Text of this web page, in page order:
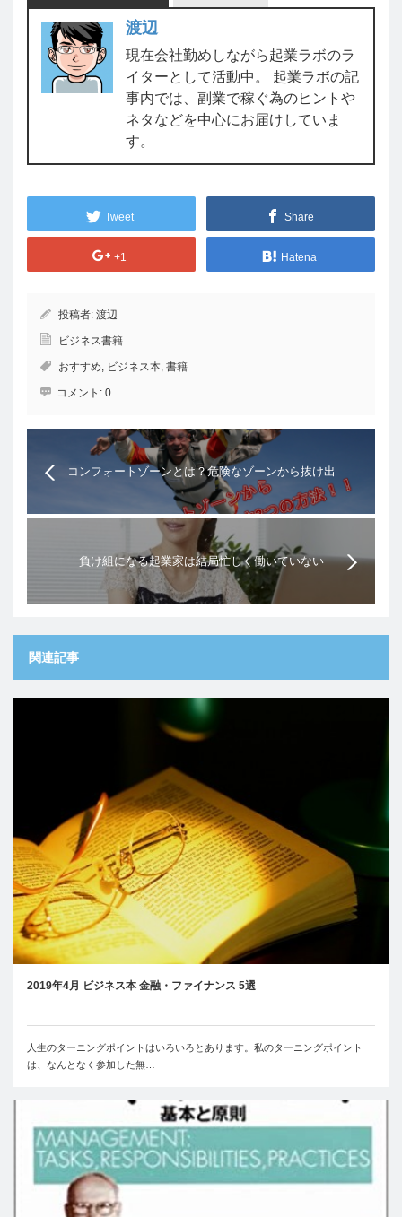
渡辺
現在会社勤めしながら起業ラボのラ
イターとして活動中。 起業ラボの記
事内では、副業で稼ぐ為のヒントや
ネタなどを中心にお届けしていま
す。
Tweet Share
+1 Hatena
投稿者: 渡辺
ビジネス書籍
おすすめ, ビジネス本, 書籍
コメント: 0
コンフォートゾーンとは？危険なゾーンから抜け出
すための3つの方法！
負け組になる起業家は結局忙しく働いていない
関連記事
2019年4月 ビジネス本 金融・ファイナンス 5選
人生のターニングポイントはいろいろとあります。私のターニングポイント
は、なんとなく参加した無…